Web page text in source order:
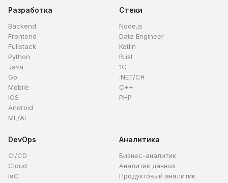
Разработка
Backend
Frontend
Fullstack
Python
Java
Go
Mobile
iOS
Android
ML/AI
Стеки
Node.js
Data Engineer
Kotlin
Rust
1C
.NET/C#
C++
PHP
DevOps
CI/CD
Cloud
IaC
Аналитика
Бизнес-аналитик
Аналитик данных
Продуктовый аналитик